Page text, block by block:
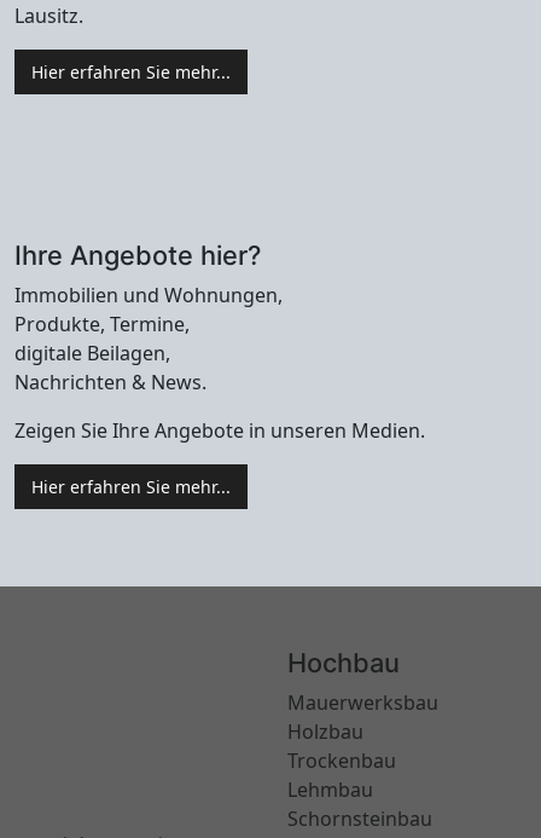
Lausitz.
Hier erfahren Sie mehr...
Ihre Angebote hier?
Immobilien und Wohnungen,
Produkte, Termine,
digitale Beilagen,
Nachrichten & News.
Zeigen Sie Ihre Angebote in unseren Medien.
Hier erfahren Sie mehr...
Hochbau
Mauerwerksbau
Holzbau
Trockenbau
Lehmbau
Schornsteinbau